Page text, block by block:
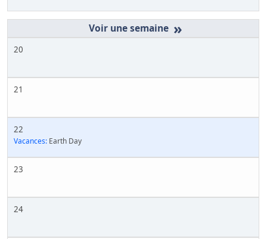
»
20
21
22
Vacances: Earth Day
23
24